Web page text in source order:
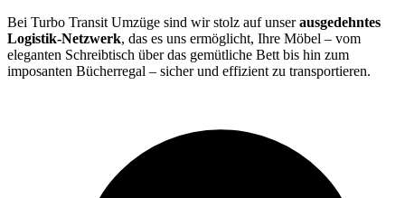
Bei Turbo Transit Umzüge sind wir stolz auf unserausgedehntes
Logistik-Netzwerk, das es uns ermöglicht, Ihre Möbel – vom
eleganten Schreibtisch über das gemütliche Bett bis hin zum
imposanten Bücherregal – sicher und effizient zu transportieren.